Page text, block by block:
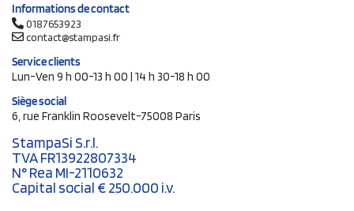
Informations de contact
0187653923
contact@stampasi.fr
Service clients
Lun-Ven 9 h 00-13 h 00 | 14 h 30-18 h 00
Siège social
6, rue Franklin Roosevelt-75008 Paris
StampaSi S.r.l.
TVA FR13922807334
N° Rea MI-2110632
Capital social € 250.000 i.v.